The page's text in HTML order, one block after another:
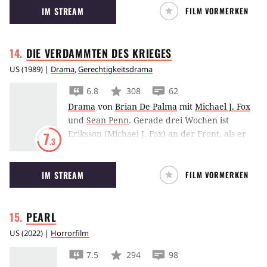
Liebe zurückzuerobern.
IM STREAM FILM VORMERKEN
DIE VERDAMMTEN DES KRIEGES
US(1989) | Drama,Gerechtigkeitsdrama
7.3
6.8 308
62
Drama von Brian De Palma mit Michael J. Fox
und Sean Penn. Gerade drei Wochen ist
Eriksson (Michael J. Fox) an der Front, als er
(Sean Penn) aus einer Falle des Vietcong
gerettet wird. Pausenlose Feindeinsätze im
vietnamesischen Dschungel strapazieren die
Meserve schier Unglaubliches: "Zur besseren
Vietnamesin gekidnappt, mitgenommen und
IM STREAM FILM VORMERKEN
PEARL
US(2022) | Horrorfilm
7.5 294
98